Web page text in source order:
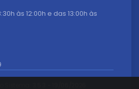
às 12:00h e das 13:00h às